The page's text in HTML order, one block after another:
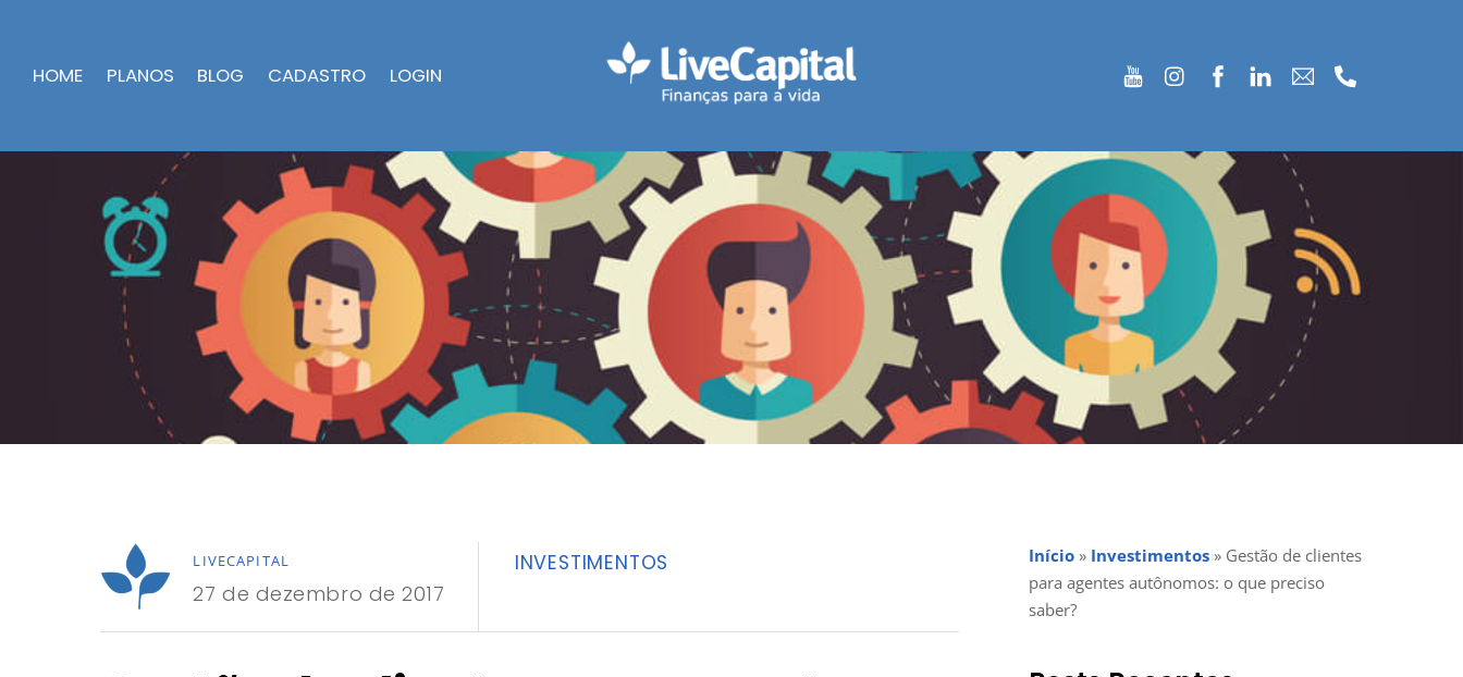
HOME PLANOS BLOG CADASTRO LOGIN
LIVECAPITAL
27 de dezembro de 2017
INVESTIMENTOS Início » Investimentos »Gestão de clientes
para agentes autônomos: o que preciso
saber?